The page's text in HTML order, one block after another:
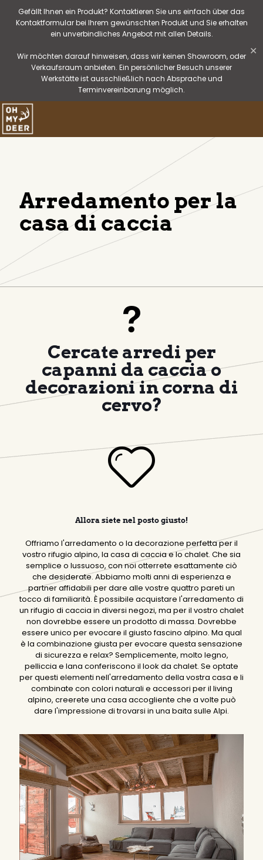
Gefällt Ihnen ein Produkt? Kontaktieren Sie uns einfach über das
Kontaktformular bei Ihrem gewünschten Produkt und Sie erhalten
ein unverbindliches Angebot mit allen Details.
Wir möchten darauf hinweisen, dass wir keinen Showroom, oder
Verkaufsraum anbieten. Ein persönlicher Besuch unserer
Werkstätte ist ausschließlich nach Absprache und
Terminvereinbarung möglich.
✕
Arredamento per la
casa di caccia
Cercate arredi per
capanni da caccia o
decorazioni in corna di
cervo?
Allora siete nel posto giusto!
Offriamo l'arredamento o la decorazione perfetta per il
vostro rifugio alpino, la casa di caccia e lo chalet. Che sia
semplice o lussuoso, con noi otterrete esattamente ciò
che desiderate. Abbiamo molti anni di esperienza e
partner affidabili per dare alle vostre quattro pareti un
tocco di familiarità. È possibile acquistare l'arredamento di
un rifugio di caccia in diversi negozi, ma per il vostro chalet
non dovrebbe essere un prodotto di massa. Dovrebbe
essere unico per evocare il giusto fascino alpino. Ma qual
è la combinazione giusta per evocare questa sensazione
di sicurezza e relax? Semplicemente, molto legno,
pelliccia e lana conferiscono il look da chalet. Se optate
per questi elementi nell'arredamento della vostra casa e li
combinate con colori naturali e accessori per il living
alpino, creerete una casa accogliente che a volte può
dare l'impressione di trovarsi in una baita sulle Alpi.